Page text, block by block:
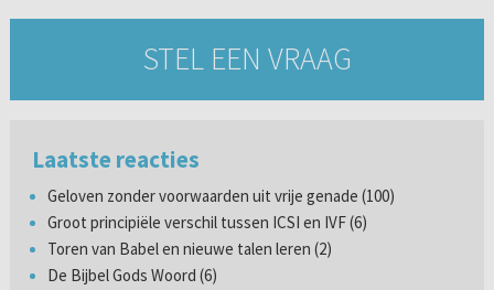
STEL EEN VRAAG
Laatste reacties
Geloven zonder voorwaarden uit vrije genade (100)
Groot principiële verschil tussen ICSI en IVF (6)
Toren van Babel en nieuwe talen leren (2)
De Bijbel Gods Woord (6)